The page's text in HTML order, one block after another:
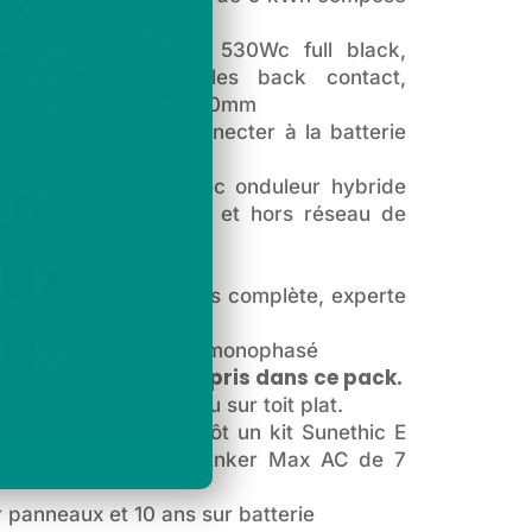
kit de fixation panneau
LONGI premium 530Wc full black,
23,5 % cellules back contact,
1990×1134×30mm
MC4 pour se connecter à la batterie
4 de 5 kWh avec onduleur hybride
de sortie réseau et hors réseau de
de production très complète, experte
et surplus monophasé
rajouter, non compris dans ce pack.
au sol, sur mur ou sur toit plat.
on conseille plutôt un kit Sunethic E
et avec la batterie Anker Max AC de 7
et 10 ans sur batterie